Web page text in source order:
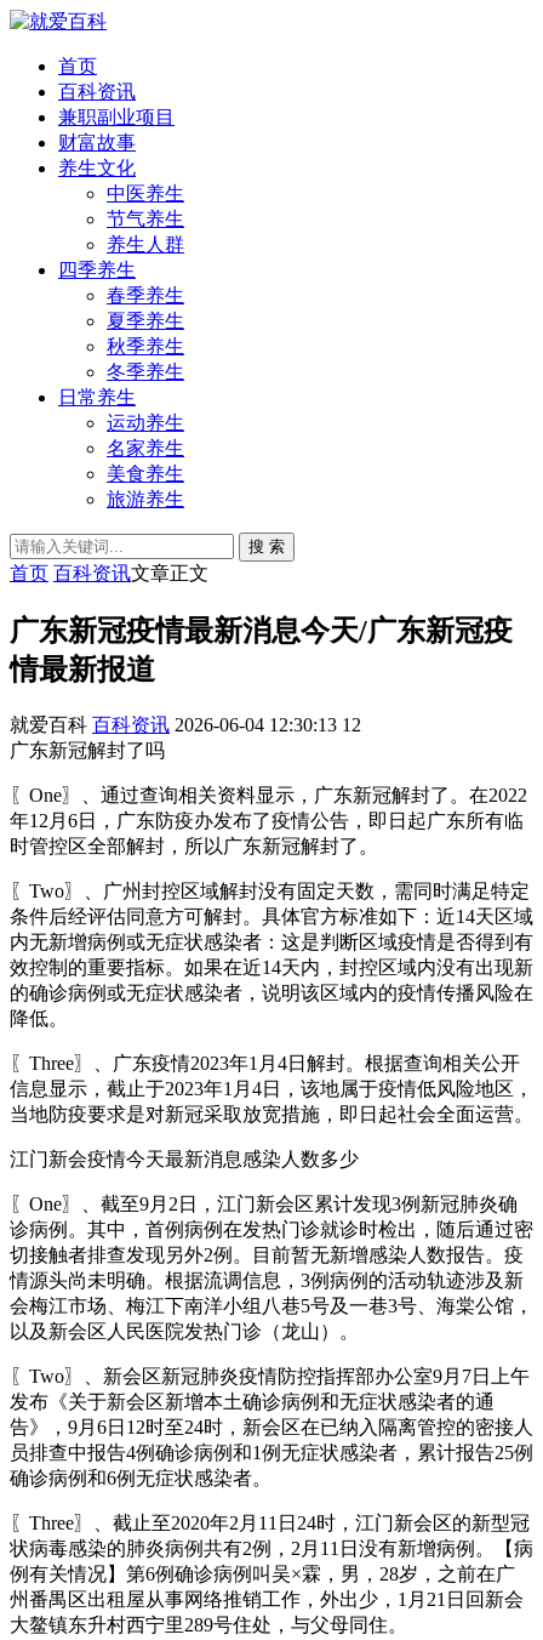
首页
百科资讯
兼职副业项目
财富故事
养生文化
中医养生
节气养生
养生人群
四季养生
春季养生
夏季养生
秋季养生
冬季养生
日常养生
运动养生
名家养生
美食养生
旅游养生
搜 索
首页 百科资讯文章正文
广东新冠疫情最新消息今天/广东新冠疫
情最新报道
就爱百科 百科资讯 2026-06-04 12:30:13 12
广东新冠解封了吗
〖One〗、通过查询相关资料显示，广东新冠解封了。在2022
年12月6日，广东防疫办发布了疫情公告，即日起广东所有临
时管控区全部解封，所以广东新冠解封了。
〖Two〗、广州封控区域解封没有固定天数，需同时满足特定
条件后经评估同意方可解封。具体官方标准如下：近14天区域
内无新增病例或无症状感染者：这是判断区域疫情是否得到有
效控制的重要指标。如果在近14天内，封控区域内没有出现新
的确诊病例或无症状感染者，说明该区域内的疫情传播风险在
降低。
〖Three〗、广东疫情2023年1月4日解封。根据查询相关公开
信息显示，截止于2023年1月4日，该地属于疫情低风险地区，
当地防疫要求是对新冠采取放宽措施，即日起社会全面运营。
江门新会疫情今天最新消息感染人数多少
〖One〗、截至9月2日，江门新会区累计发现3例新冠肺炎确
诊病例。其中，首例病例在发热门诊就诊时检出，随后通过密
切接触者排查发现另外2例。目前暂无新增感染人数报告。疫
情源头尚未明确。根据流调信息，3例病例的活动轨迹涉及新
会梅江市场、梅江下南洋小组八巷5号及一巷3号、海棠公馆，
以及新会区人民医院发热门诊（龙山）。
〖Two〗、新会区新冠肺炎疫情防控指挥部办公室9月7日上午
发布《关于新会区新增本土确诊病例和无症状感染者的通
告》，9月6日12时至24时，新会区在已纳入隔离管控的密接人
员排查中报告4例确诊病例和1例无症状感染者，累计报告25例
确诊病例和6例无症状感染者。
〖Three〗、截止至2020年2月11日24时，江门新会区的新型冠
状病毒感染的肺炎病例共有2例，2月11日没有新增病例。【病
例有关情况】第6例确诊病例叫吴×霖，男，28岁，之前在广
州番禺区出租屋从事网络推销工作，外出少，1月21日回新会
大鳌镇东升村西宁里289号住处，与父母同住。